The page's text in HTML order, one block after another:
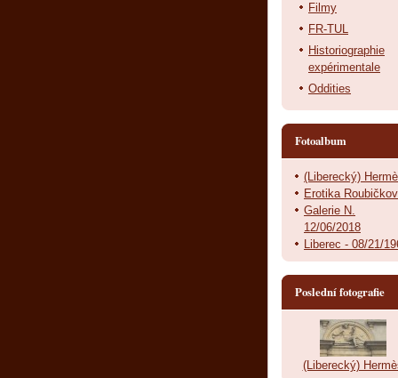
Filmy
FR-TUL
Historiographie
expérimentale
Oddities
Fotoalbum
(Liberecký)
Erotika
Galerie N.
12/06/2018
Liberec - 08/21/
Poslední fotografie
(Liberecký)